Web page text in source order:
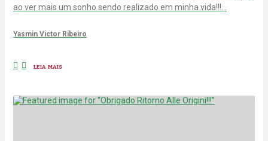
ao ver mais um sonho sendo realizado em minha vida!!!…
Yasmin Victor Ribeiro
LEIA MAIS